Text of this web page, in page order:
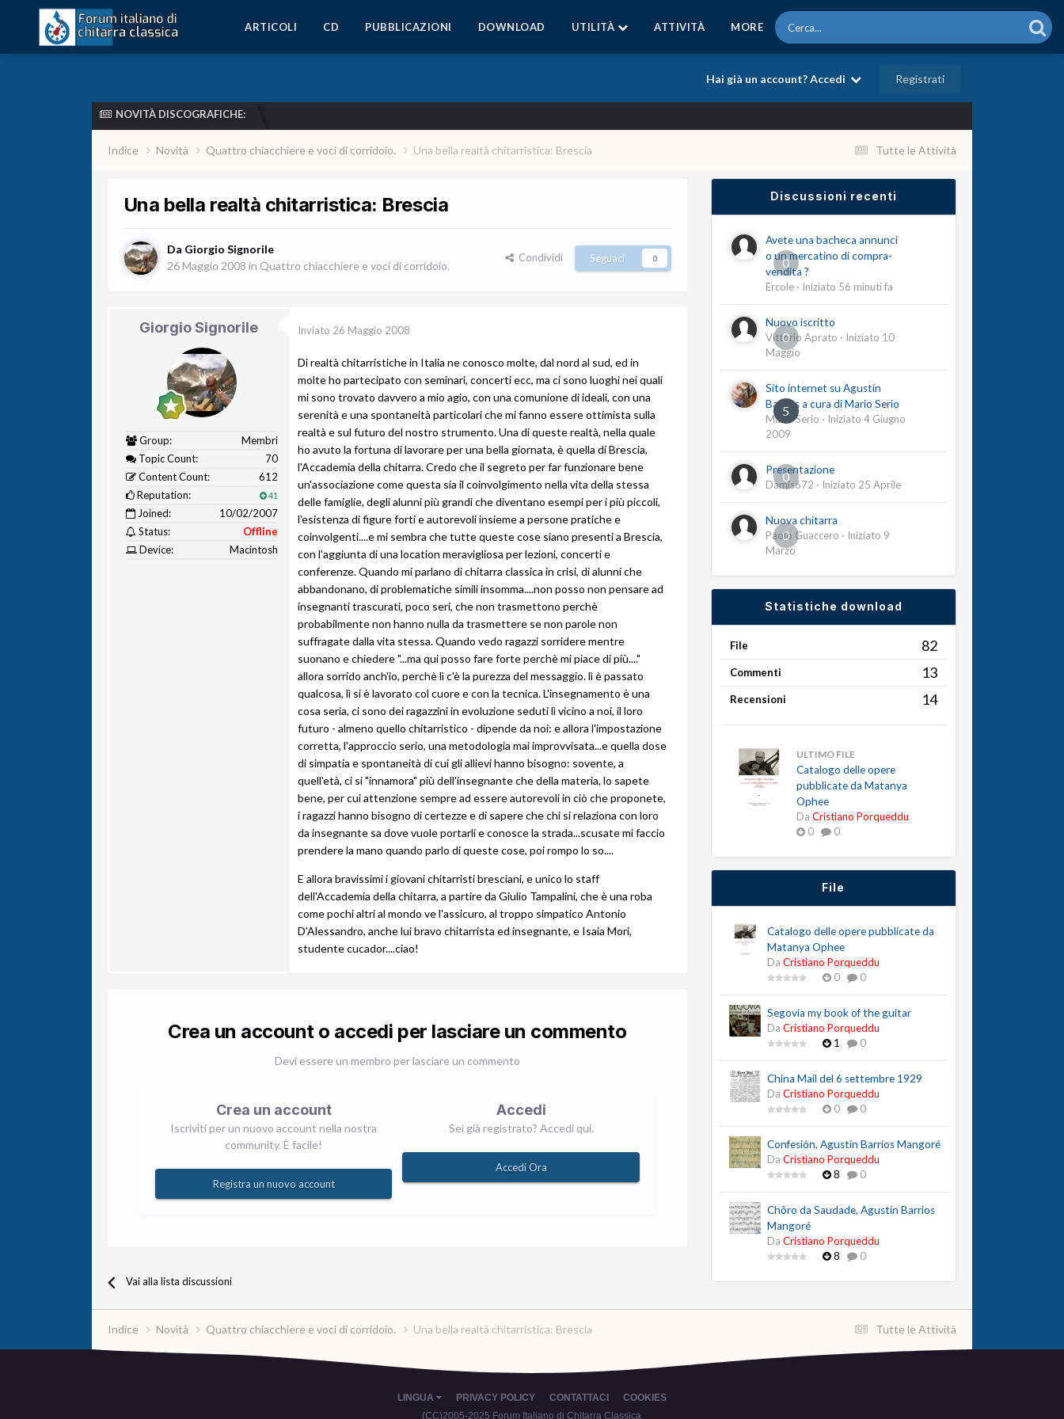
ARTICOLI CD PUBBLICAZIONI DOWNLOAD UTILITÀ ATTIVITÀ MORE
Hai già un account? Accedi Registrati
NOVITÀ DISCOGRAFICHE:
Tutte le Attività
Indice Novità Quattro chiacchiere e voci di corridoio. Una bella realtà chitarristica: Brescia
Una bella realtà chitarristica: Brescia
Da Giorgio Signorile
26 Maggio 2008 in Quattro chiacchiere e voci di corridoio.
Condividi Seguaci 0
Giorgio Signorile
Group:
Membri
Topic Count:
70
Content Count:
612
Reputation:
41
Joined:
10/02/2007
Status:
Offline
Device:
Macintosh
Inviato 26 Maggio 2008
Di realtà chitarristiche in Italia ne conosco molte, dal nord al sud, ed in
molte ho partecipato con seminari, concerti ecc, ma ci sono luoghi nei quali
mi sono trovato davvero a mio agio, con una comunione di ideali, con una
serenità e una spontaneità particolari che mi fanno essere ottimista sulla
realtà e sul futuro del nostro strumento. Una di queste realtà, nella quale
ho avuto la fortuna di lavorare per una bella giornata, è quella di Brescia,
l'Accademia della chitarra. Credo che il segreto per far funzionare bene
un'associazione come questa sia il coinvolgimento nella vita della stessa
delle famiglie, degli alunni più grandi che diventano esempi per i più piccoli,
l'esistenza di figure forti e autorevoli insieme a persone pratiche e
coinvolgenti....e mi sembra che tutte queste cose siano presenti a Brescia,
con l'aggiunta di una location meravigliosa per lezioni, concerti e
conferenze. Quando mi parlano di chitarra classica in crisi, di alunni che
abbandonano, di problematiche simili insomma....non posso non pensare ad
insegnanti trascurati, poco seri, che non trasmettono perchè
probabilmente non hanno nulla da trasmettere se non parole non
suffragate dalla vita stessa. Quando vedo ragazzi sorridere mentre
suonano e chiedere "...ma qui posso fare forte perchè mi piace di più...."
allora sorrido anch'io, perchè lì c'è la purezza del messaggio. lì è passato
qualcosa, lì si è lavorato col cuore e con la tecnica. L'insegnamento è una
cosa seria, ci sono dei ragazzini in evoluzione seduti lì vicino a noi, il loro
futuro - almeno quello chitarristico - dipende da noi: e allora l'impostazione
corretta, l'approccio serio, una metodologia mai improvvisata...e quella dose
di simpatia e spontaneità di cui gli allievi hanno bisogno: sovente, a
quell'età, ci si "innamora" più dell'insegnante che della materia, lo sapete
bene, per cui attenzione sempre ad essere autorevoli in ciò che proponete,
i ragazzi hanno bisogno di certezze e di sapere che chi si relaziona con loro
da insegnante sa dove vuole portarli e conosce la strada...scusate mi faccio
prendere la mano quando parlo di queste cose, poi rompo lo so....
E allora bravissimi i giovani chitarristi bresciani, e unico lo staff
dell'Accademia della chitarra, a partire da Giulio Tampalini, che è una roba
come pochi altri al mondo ve l'assicuro, al troppo simpatico Antonio
D'Alessandro, anche lui bravo chitarrista ed insegnante, e Isaia Mori,
studente cucador....ciao!
Crea un account o accedi per lasciare un commento
Devi essere un membro per lasciare un commento
Crea un account
Iscriviti per un nuovo account nella nostra
community. È facile!
Registra un nuovo account
Accedi
Sei già registrato? Accedi qui.
Accedi Ora
Vai alla lista discussioni
Discussioni recenti
0
Avete una bacheca annunci
o un mercatino di compra-
vendita ?
Ercole· Iniziato 56 minuti fa
0
Nuovo iscritto
Vittorio Aprato · Iniziato 10
Maggio
5
Sito internet su Agustín
Barrios a cura di Mario Serio
Mario Serio · Iniziato 4 Giugno
2009
0
Presentazione
Damis672 · Iniziato 25 Aprile
0
Nuova chitarra
Paolo Guaccero · Iniziato 9
Marzo
Statistiche download
File 82
Commenti 13
Recensioni 14
ULTIMO FILE
Catalogo delle opere
pubblicate da Matanya
Ophee
Da Cristiano Porqueddu
0
0
File
Catalogo delle opere pubblicate da
Matanya Ophee
Da Cristiano Porqueddu
0
0
Segovia my book of the guitar
Da Cristiano Porqueddu
1
0
China Mail del 6 settembre 1929
Da Cristiano Porqueddu
0
0
Confesión, Agustín Barrios Mangoré
Da Cristiano Porqueddu
8
0
Chôro da Saudade, Agustín Barrios
Mangoré
Da Cristiano Porqueddu
8
0
Tutte le Attività
Indice Novità Quattro chiacchiere e voci di corridoio. Una bella realtà chitarristica: Brescia
LINGUA PRIVACY POLICY CONTATTACI
COOKIES
(CC)2005-2025 Forum Italiano di Chitarra Classica